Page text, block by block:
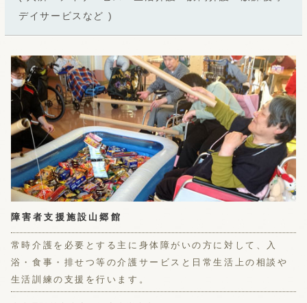
デイサービスなど )
障害者支援施設山郷館
常時介護を必要とする主に身体障がいの方に対して、入
浴・食事・排せつ等の介護サービスと日常生活上の相談や
生活訓練の支援を行います。